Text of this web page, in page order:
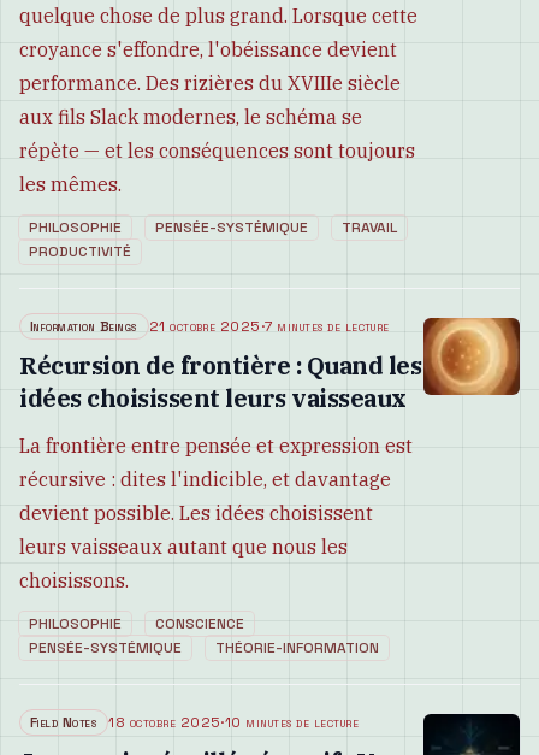
quelque chose de plus grand. Lorsque cette
croyance s'effondre, l'obéissance devient
performance. Des rizières du XVIIIe siècle
aux fils Slack modernes, le schéma se
répète — et les conséquences sont toujours
les mêmes.
PHILOSOPHIE PENSÉE-SYSTÉMIQUE
TRAVAIL
PRODUCTIVITÉ
Information Beings 21 octobre 2025·7 minutes de lecture
Récursion de frontière : Quand les
idées choisissent leurs vaisseaux
La frontière entre pensée et expression est
récursive : dites l'indicible, et davantage
devient possible. Les idées choisissent
leurs vaisseaux autant que nous les
choisissons.
PHILOSOPHIE
CONSCIENCE
PENSÉE-SYSTÉMIQUE
THÉORIE-INFORMATION
Field Notes 18 octobre 2025·10 minutes de lecture